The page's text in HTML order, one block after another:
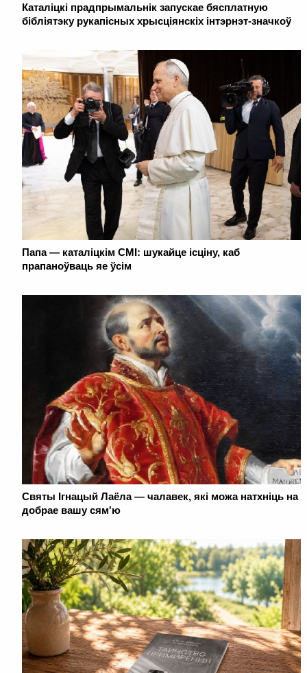
Каталіцкі прадпрымальнік запускае бясплатную
бібліятэку рукапісных хрысціянскіх інтэрнэт-значкоў
Папа — каталіцкім СМІ: шукайце ісціну, каб
прапаноўваць яе ўсім
Святы Ігнацый Лаёла — чалавек, які можа натхніць на
добрае вашу сям'ю